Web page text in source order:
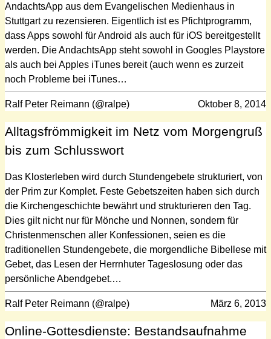
AndachtsApp aus dem Evangelischen Medienhaus in
Stuttgart zu rezensieren. Eigentlich ist es Pfichtprogramm,
dass Apps sowohl für Android als auch für iOS bereitgestellt
werden. Die AndachtsApp steht sowohl in Googles Playstore
als auch bei Apples iTunes bereit (auch wenn es zurzeit
noch Probleme bei iTunes…
Ralf Peter Reimann (@ralpe) Oktober 8, 2014
Alltagsfrömmigkeit im Netz vom Morgengruß
bis zum Schlusswort
Das Klosterleben wird durch Stundengebete strukturiert, von
der Prim zur Komplet. Feste Gebetszeiten haben sich durch
die Kirchengeschichte bewährt und strukturieren den Tag.
Dies gilt nicht nur für Mönche und Nonnen, sondern für
Christenmenschen aller Konfessionen, seien es die
traditionellen Stundengebete, die morgendliche Bibellese mit
Gebet, das Lesen der Herrnhuter Tageslosung oder das
persönliche Abendgebet.…
Ralf Peter Reimann (@ralpe) März 6, 2013
Online-Gottesdienste: Bestandsaufnahme